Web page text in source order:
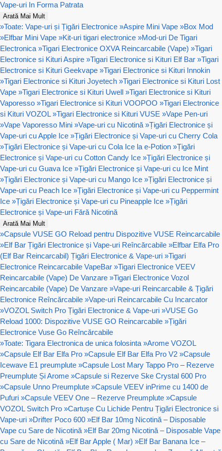
Vape-uri In Forma Patrata
Arată Mai Mult
»Toate: Vape-uri și Țigări Electronice »Aspire Mini Vape »Box Mod
»Elfbar Mini Vape »Kit-uri tigari electronice »Mod-uri De Tigari
Electronica »Tigari Electronice OXVA Reincarcabile (Vape) »Tigari
Electronice si Kituri Aspire »Tigari Electronice si Kituri Elf Bar »Tigari
Electronice si Kituri Geekvape »Tigari Electronice si Kituri Innokin
»Tigari Electronice si Kituri Joyetech »Tigari Electronice si Kituri Lost
Vape »Tigari Electronice si Kituri Uwell »Tigari Electronice si Kituri
Vaporesso »Tigari Electronice si Kituri VOOPOO »Tigari Electronice
si Kituri VOZOL »Tigari Electronice si Kituri VUSE »Vape Pen-uri
»Vape Vaporesso Mini »Vape-uri cu Nicotină »Țigări Electronice și
Vape-uri cu Apple Ice »Țigări Electronice și Vape-uri cu Cherry Cola
»Țigări Electronice și Vape-uri cu Cola Ice la e-Potion »Țigări
Electronice și Vape-uri cu Cotton Candy Ice »Țigări Electronice și
Vape-uri cu Guava Ice »Țigări Electronice și Vape-uri cu Ice Mint
»Țigări Electronice și Vape-uri cu Mango Ice »Țigări Electronice și
Vape-uri cu Peach Ice »Țigări Electronice și Vape-uri cu Peppermint
Ice »Țigări Electronice și Vape-uri cu Pineapple Ice »Țigări
Electronice și Vape-uri Fără Nicotină
Arată Mai Mult
»Capsule VUSE GO Reload pentru Dispozitive VUSE Reincarcabile
»Elf Bar Țigări Electronice și Vape-uri Reîncărcabile »Elfbar Elfa Pro
(Elf Bar Reincarcabil) Țigări Electronice & Vape-uri »Tigari
Electronice Reincarcabile VapeBar »Tigari Electronice VEEV
Reincarcabile (Vape) De Vanzare »Tigari Electronice Vozol
Reincarcabile (Vape) De Vanzare »Vape-uri Reincarcabile & Țigări
Electronice Reîncărcabile »Vape-uri Reincarcabile Cu Incarcator
»VOZOL Switch Pro Țigări Electronice & Vape-uri »VUSE Go
Reload 1000: Dispozitive VUSE GO Reincarcabile »Țigări
Electronice Vuse Go Reîncărcabile
»Toate: Tigara Electronica de unica folosinta »Arome VOZOL
»Capsule Elf Bar Elfa Pro »Capsule Elf Bar Elfa Pro V2 »Capsule
Icewave E1 preumplute »Capsule Lost Mary Tappo Pro – Rezerve
Preumplute Și Arome »Capsule si Rezerve Ske Crystal 600 Pro
»Capsule Unno Preumplute »Capsule VEEV inPrime cu 1400 de
Pufuri »Capsule VEEV One – Rezerve Preumplute »Capsule
VOZOL Switch Pro »Cartușe Cu Lichide Pentru Țigări Electronice si
Vape-uri »Drifter Poco 600 »Elf Bar 10mg Nicotină – Disposable
Vape cu Sare de Nicotină »Elf Bar 20mg Nicotină – Disposable Vape
cu Sare de Nicotină »Elf Bar Apple ( Mar) »Elf Bar Banana Ice –